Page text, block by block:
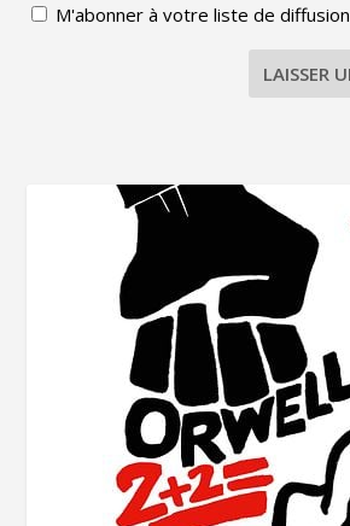
M'abonner à votre liste de diffusion